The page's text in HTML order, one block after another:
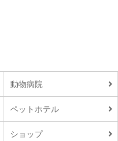
動物病院
ペットホテル
ショップ